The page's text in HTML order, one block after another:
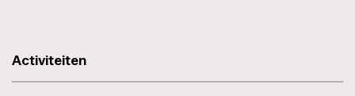
Activiteiten